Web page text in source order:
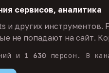
сервисов, аналитика
и других инструментов.
не попадают на сайт.
и 1 630 персон. В